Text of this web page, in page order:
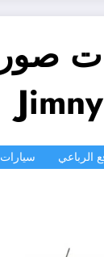
الرباعي سيارات